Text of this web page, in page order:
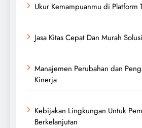
Ukur Kemampuanmu di Platform
Jasa Kitas Cepat Dan Murah
Manajemen Perubahan dan
Kinerja
Kebijakan Lingkungan Untuk
Berkelanjutan